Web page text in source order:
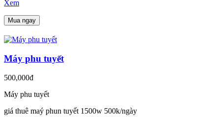
Xem
Mua ngay
Máy phu tuyết
500,000đ
Máy phu tuyết
giá thuê maý phun tuyết 1500w 500k/ngày